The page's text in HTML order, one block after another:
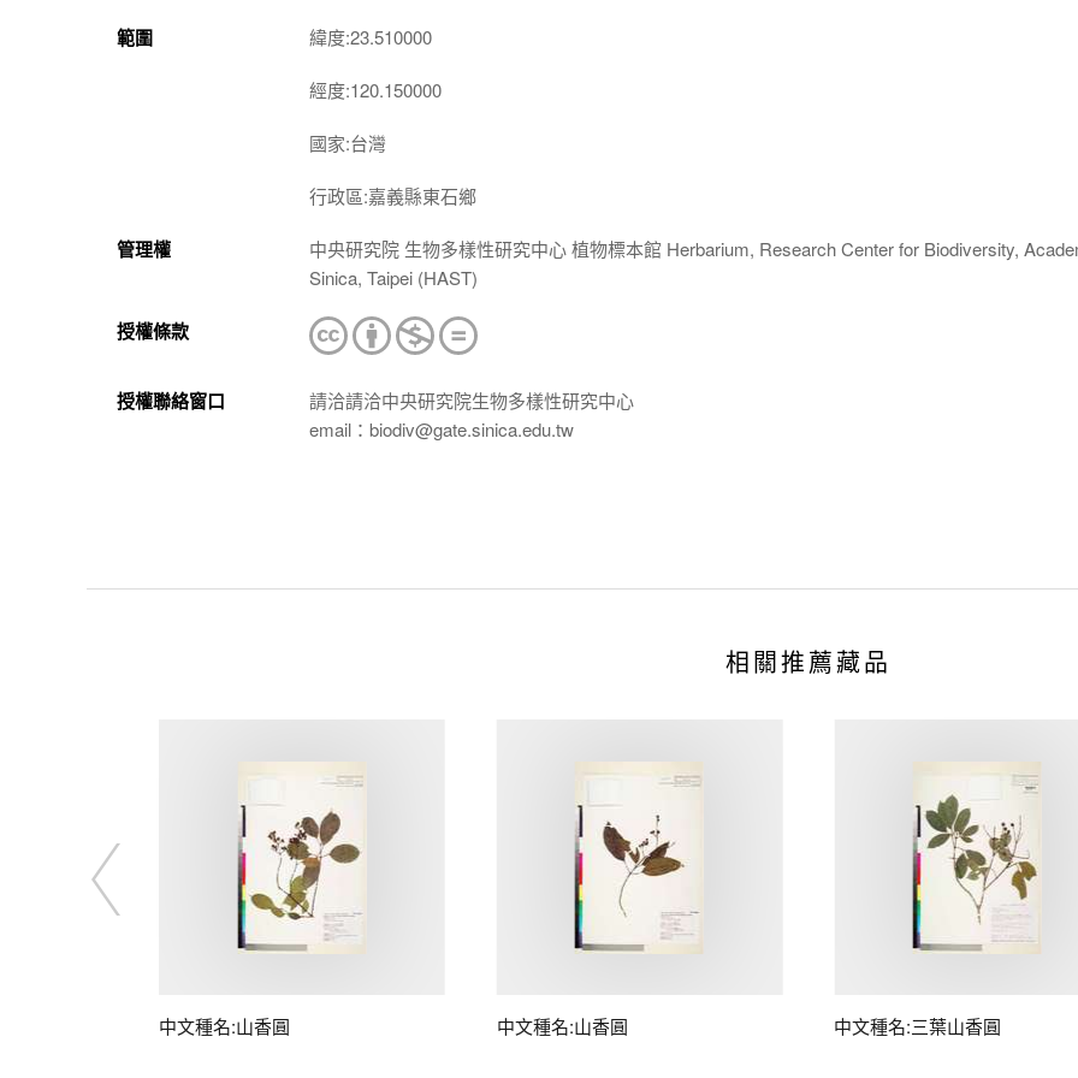
範圍 緯度:23.510000
經度:120.150000
國家:台灣
行政區:嘉義縣東石鄉
管理權
中央研究院 生物多樣性研究中心 植物標本館 Herbarium, Research Center for Biodiversity,
Sinica, Taipei (HAST)
授權條款
授權聯絡窗口
請洽請洽中央研究院生物多樣性研究中心
email：biodiv@gate.sinica.edu.tw
相關推薦藏品
中文種名:山香圓 中文種名:山香圓 中文種名:三葉山香圓